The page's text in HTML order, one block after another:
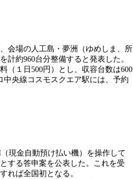
会場の人工島・夢洲（ゆめしま、所
約960台分整備すると発表した。
（１日500円）とし、収容台数は600
央線コスモスクエア駅には、予約
現金自動預け払い機）を操作して
する答申案を公表した。これを受
れば全国初となる。